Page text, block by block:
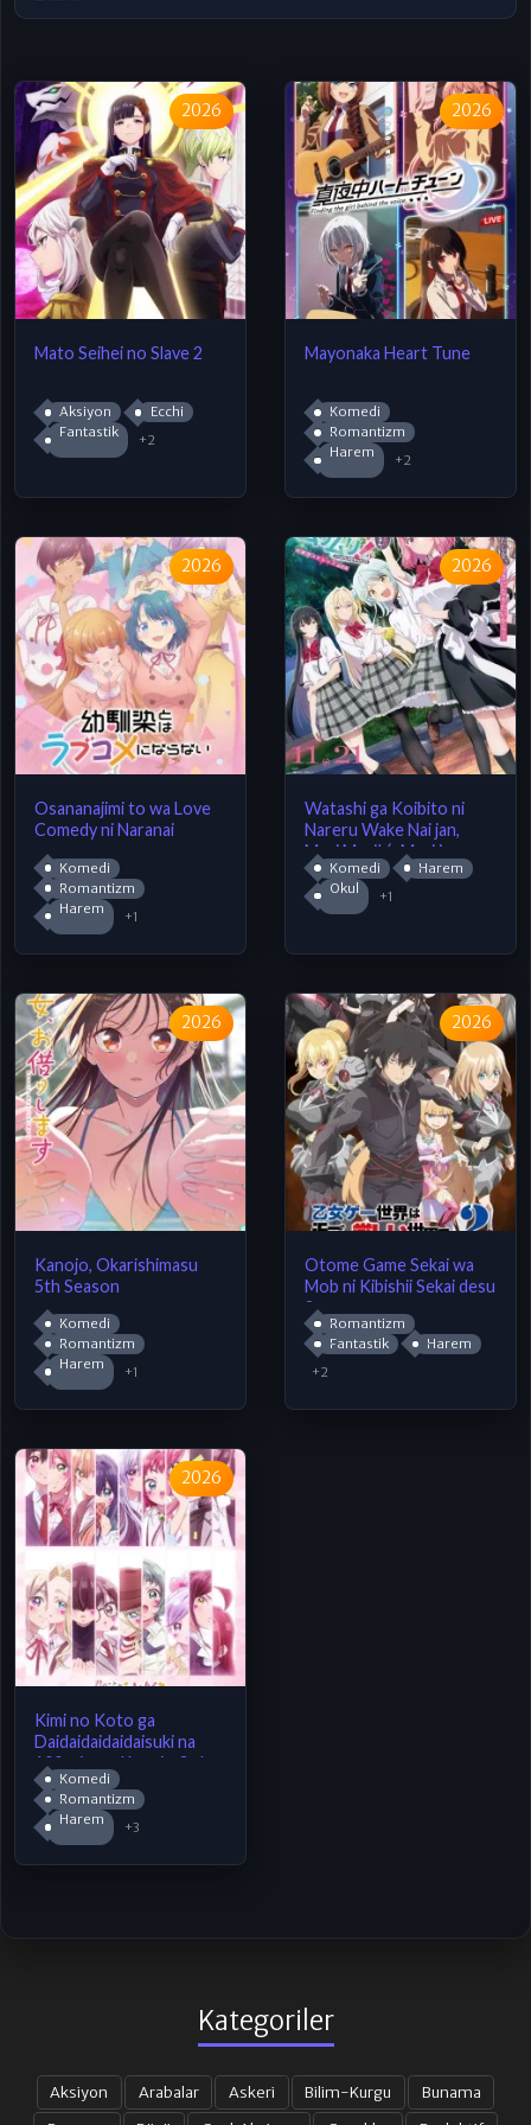
2026
Mato Seihei no Slave 2
Aksiyon
Ecchi
Fantastik
+2
2026
Mayonaka Heart Tune
Komedi
Romantizm
Harem
+2
2026
Osananajimi to wa Love
Comedy ni Naranai
Komedi
Romantizm
Harem
+1
2026
Watashi ga Koibito ni
Nareru Wake Nai jan,
Muri Muri! (※Muri ja
Nakatta!?) (2026)
Komedi
Harem
Okul
+1
2026
Kanojo, Okarishimasu
5th Season
Komedi
Romantizm
Harem
+1
2026
Otome Game Sekai wa
Mob ni Kibishii Sekai desu
2
Romantizm
Fantastik
Harem
+2
2026
Kimi no Koto ga
Daidaidaidaidaisuki na
100-nin no Kanojo 3rd
Season
Komedi
Romantizm
Harem
+3
Kategoriler
Aksiyon Arabalar Askeri Bilim-Kurgu
Bunama